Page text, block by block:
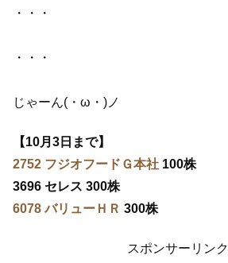
・・・
・・・
じゃーん(・ω・)ノ
【10月3日まで】
2752 フジオフードＧ本社 100株
3696 セレス 300株
6078 バリューＨＲ 300株
スポンサーリンク